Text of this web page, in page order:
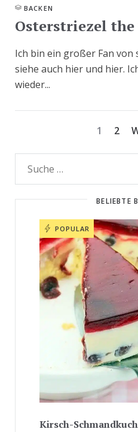
BACKEN
Osterstriezel the
Ich bin ein großer Fan von
siehe auch hier und hier.
wieder...
1 2
BELIEBTE
POPULAR
Kirsch-